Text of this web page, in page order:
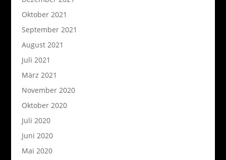
Oktober 2021
September 2021
August 2021
Juli 2021
März 2021
November 2020
Oktober 2020
Juli 2020
Juni 2020
Mai 2020